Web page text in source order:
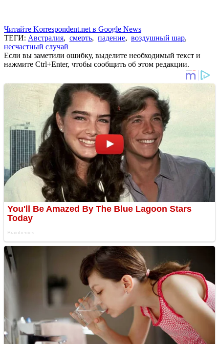
Читайте Korrespondent.net в Google News
ТЕГИ: Австралия, смерть, падение, воздушный шар,
несчастный случай
Если вы заметили ошибку, выделите необходимый текст и
нажмите Ctrl+Enter, чтобы сообщить об этом редакции.